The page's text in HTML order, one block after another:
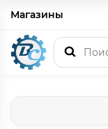
Магазины